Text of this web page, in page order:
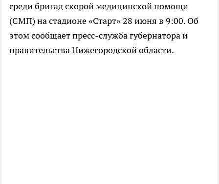
среди бригад скорой медицинской помощи
(СМП) на стадионе «Старт» 28 июня в 9:00. Об
этом сообщает пресс-служба губернатора и
правительства Нижегородской области.